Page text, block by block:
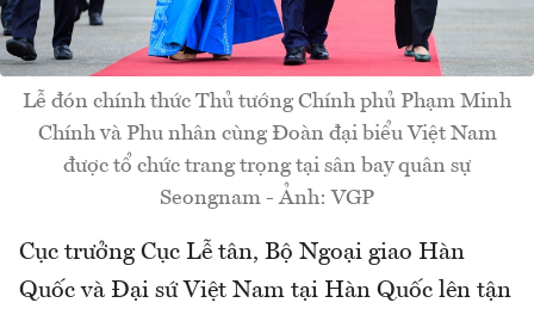
Lễ đón chính thức Thủ tướng Chính phủ Phạm Minh
Chính và Phu nhân cùng Đoàn đại biểu Việt Nam
được tổ chức trang trọng tại sân bay quân sự
Seongnam - Ảnh: VGP
Cục trưởng Cục Lễ tân, Bộ Ngoại giao Hàn
Quốc và Đại sứ Việt Nam tại Hàn Quốc lên tận